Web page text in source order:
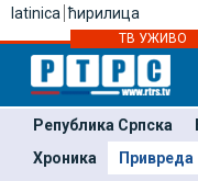
latinica ћирилица
ТВ УЖИВО
Република Српска
Хроника
Привреда